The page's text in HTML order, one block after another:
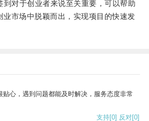
对于创业者来说至关重要，可以帮助
业市场中脱颖而出，实现项目的快速发
贴心，遇到问题都能及时解决，服务态度非常
支持[0] 反对[0]